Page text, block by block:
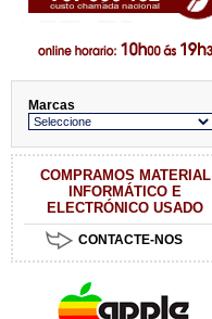
Marcas
COMPRAMOS MATERIAL
INFORMÁTICO E
ELECTRÓNICO USADO
CONTACTE-NOS